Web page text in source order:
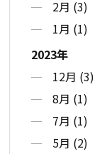
2月 (3)
1月 (1)
2023年
12月 (3)
8月 (1)
7月 (1)
5月 (2)